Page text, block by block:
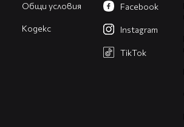
Общи условия
Кодекс
Facebook
Instagram
TikTok